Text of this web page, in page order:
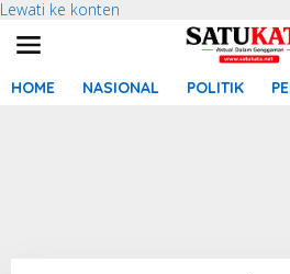
Lewati ke konten
HOME NASIONAL POLITIK